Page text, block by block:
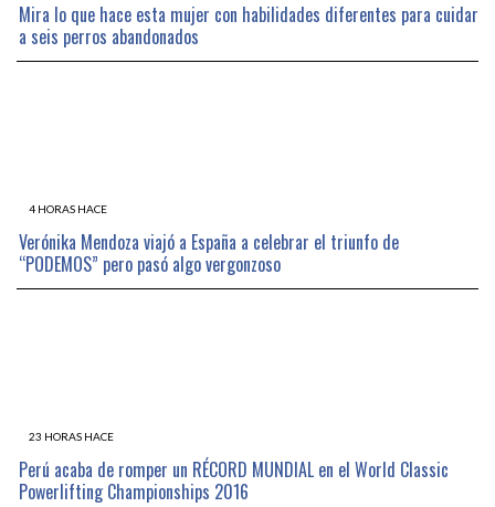
Mira lo que hace esta mujer con habilidades diferentes para cuidar
a seis perros abandonados
4 HORAS HACE
Verónika Mendoza viajó a España a celebrar el triunfo de
“PODEMOS” pero pasó algo vergonzoso
23 HORAS HACE
Perú acaba de romper un RÉCORD MUNDIAL en el World Classic
Powerlifting Championships 2016